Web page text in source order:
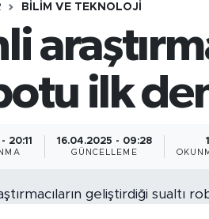
BILIM VE TEKNOLOJI
ilk
20:11 16.04.2025 - 09:28
GÜNCELLEME